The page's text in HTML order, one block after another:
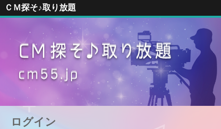
ＣＭ探そ♪取り放題
ログイン